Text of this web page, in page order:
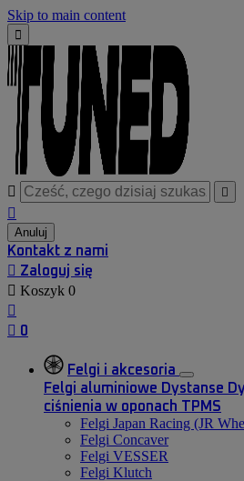
Skip to main content

 
Anuluj
Kontakt z nami
Zaloguj się
 Koszyk 0
0
Felgi i akcesoria
Felgi aluminiowe Dystanse
ciśnienia w oponach TPMS
Felgi Japan Racing (JR
Felgi Concaver
Felgi VESSER
Felgi Klutch